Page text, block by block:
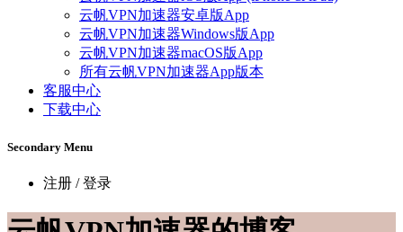
云帆VPN加速器安卓版App
云帆VPN加速器Windows版App
云帆VPN加速器macOS版App
所有云帆VPN加速器App版本
客服中心
下载中心
Secondary Menu
注册 / 登录